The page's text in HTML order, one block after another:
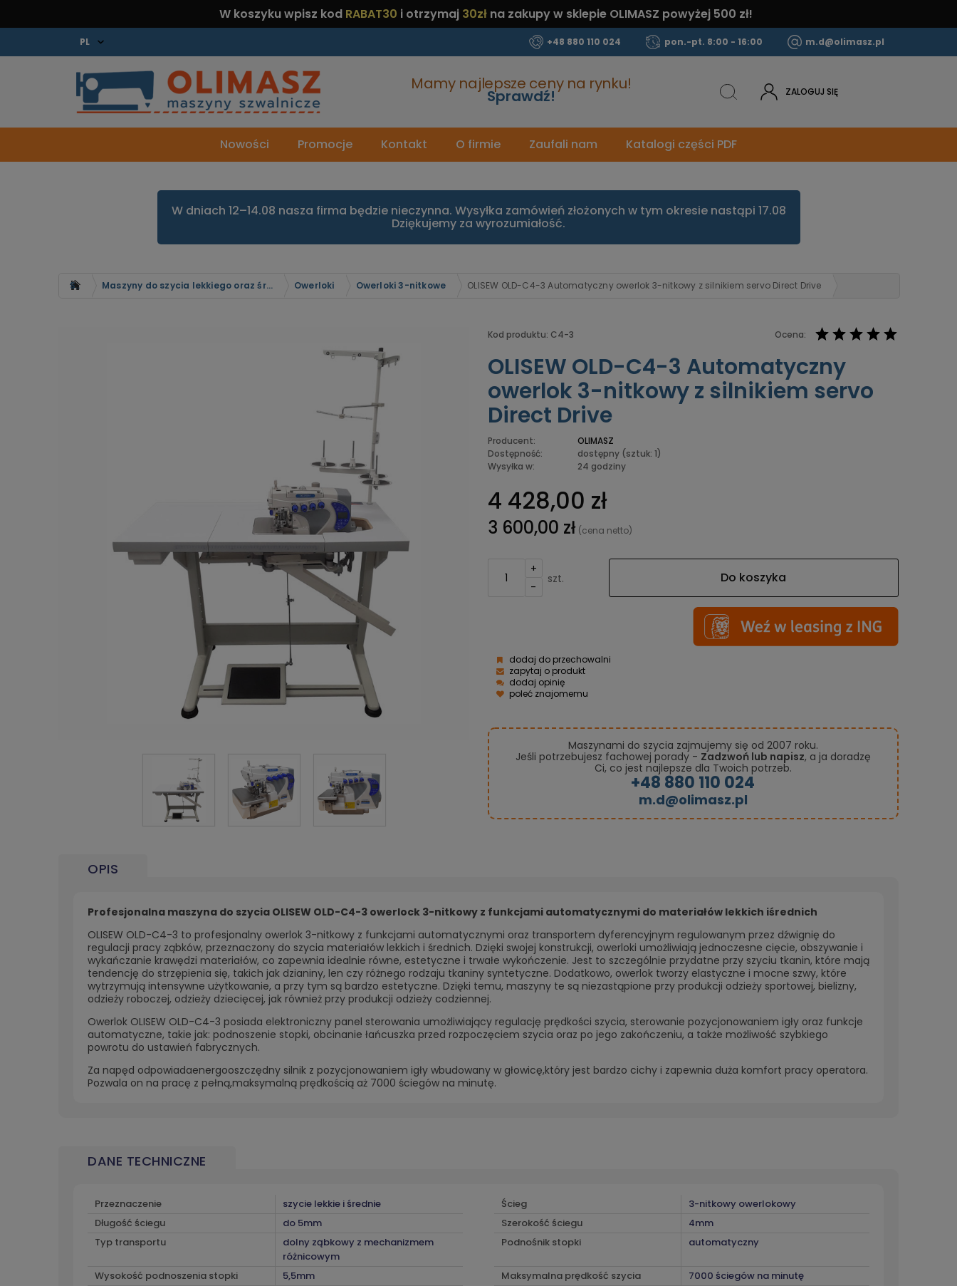
W koszyku wpisz kod RABAT30 i otrzymaj 30złna zakupy w sklepie OLIMASZ powyżej 500 zł!
+48 880 110 024 pon.-pt. 8:00 - 16:00 m.d@olimasz.pl
Mamy najlepsze ceny na rynku!
Sprawdź!
ZALOGUJ SIĘ
Nowości Promocje Kontakt O firmie Zaufali nam Katalogi części PDF
W dniach 12–14.08 nasza firma będzie nieczynna. Wysyłka zamówień złożonych w tym okresie nastąpi 17.08
Dziękujemy za wyrozumiałość.
Strona główna Maszyny do szycia lekkiego oraz średniego Owerloki Owerloki 3-nitkowe OLISEW OLD-C4-3 Automatyczny owerlok 3-nitkowy z silnikiem servo Direct Drive
Ocena:
Kod produktu: C4-3
OLISEW OLD-C4-3 Automatyczny
owerlok 3-nitkowy z silnikiem servo
Direct Drive
Producent:
OLIMASZ
Dostępność:
dostępny (sztuk: 1)
Wysyłka w:
24 godziny
4 428,00 zł
3 600,00 zł (cena netto)
+
-
szt. Do koszyka
dodaj do przechowalni
zapytaj o produkt
dodaj opinię
poleć znajomemu
Maszynami do szycia zajmujemy się od 2007 roku.
Jeśli potrzebujesz fachowej porady - Zadzwoń lub napisz, a ja doradzę
Ci, co jest najlepsze dla Twoich potrzeb.
+48 880 110 024
m.d@olimasz.pl
OPIS
Profesjonalna maszyna do szycia OLISEW OLD-C4-3 owerlock 3-nitkowy z funkcjami automatycznymi do materiałów lekkich iśrednich
OLISEW OLD-C4-3 to profesjonalny owerlok 3-nitkowy z funkcjami automatycznymi oraz transportem dyferencyjnym regulowanym przez dźwignię do
regulacji pracy ząbków, przeznaczony do szycia materiałów lekkich i średnich. Dzięki swojej konstrukcji, owerloki umożliwiają jednoczesne cięcie, obszywanie i
wykańczanie krawędzi materiałów, co zapewnia idealnie równe, estetyczne i trwałe wykończenie. Jest to szczególnie przydatne przy szyciu tkanin, które mają
tendencję do strzępienia się, takich jak dzianiny, len czy różnego rodzaju tkaniny syntetyczne. Dodatkowo, owerlok tworzy elastyczne i mocne szwy, które
wytrzymują intensywne użytkowanie, a przy tym są bardzo estetyczne. Dzięki temu, maszyny te są niezastąpione przy produkcji odzieży sportowej, bielizny,
odzieży roboczej, odzieży dziecięcej, jak również przy produkcji odzieży codziennej.
Owerlok OLISEW OLD-C4-3 posiada elektroniczny panel sterowania umożliwiający regulację prędkości szycia, sterowanie pozycjonowaniem igły oraz funkcje
automatyczne, takie jak: podnoszenie stopki, obcinanie łańcuszka przed rozpoczęciem szycia oraz po jego zakończeniu, a także możliwość szybkiego
powrotu do ustawień fabrycznych.
Za napęd odpowiadaenergooszczędny silnik z pozycjonowaniem igły wbudowany w głowicę,który jest bardzo cichy i zapewnia duża komfort pracy operatora.
Pozwala on na pracę z pełną,maksymalną prędkością aż 7000 ściegów na minutę.
DANE TECHNICZNE
Przeznaczenie szycie lekkie i średnie Ścieg
3-nitkowy owerlokowy
Długość ściegu
do 5mm Szerokość ściegu
4mm
Typ transportu
dolny ząbkowy z mechanizmem
różnicowym
Podnośnik stopki automatyczny
Wysokość podnoszenia stopki 5,5mm Maksymalna prędkość szycia
7000 ściegów na minutę